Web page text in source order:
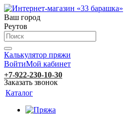
Ваш город
Реутов
Калькулятор пряжи
ВойтиМой кабинет
+7-922-230-10-30
Заказать звонок
Каталог